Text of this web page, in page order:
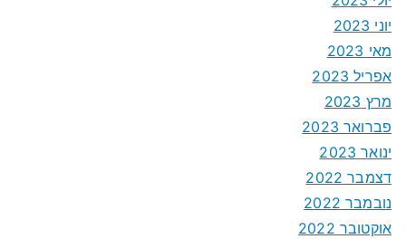
יוני 2023
מאי 2023
אפריל 2023
מרץ 2023
פברואר 2023
ינואר 2023
דצמבר 2022
נובמבר 2022
אוקטובר 2022